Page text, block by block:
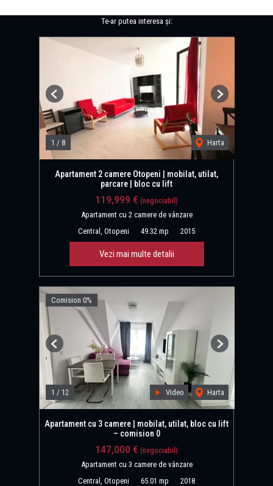
Te-ar putea interesa și:
1 / 8 Harta
Previous Next
Apartament 2 camere Otopeni | mobilat, utilat,
parcare | bloc cu lift
119,999 € (negociabil)
Apartament cu 2 camere de vânzare
Central, Otopeni
49.32 mp 2015
Vezi mai multe detalii
Comision 0%
1 / 12 Video Harta
Previous Next
Apartament cu 3 camere | mobilat, utilat, bloc cu lift
– comision 0
147,000 € (negociabil)
Apartament cu 3 camere de vânzare
Central, Otopeni
65.01 mp 2018